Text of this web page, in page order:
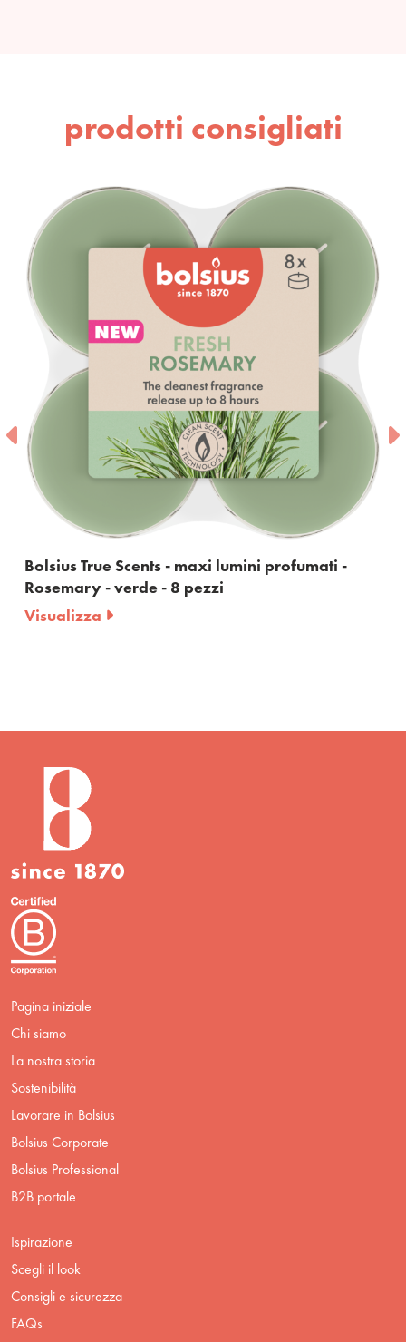
prodotti consigliati
Bolsius True Scents - maxi lumini profumati -
Rosemary - verde - 8 pezzi
Visualizza
Pagina iniziale
Chi siamo
La nostra storia
Sostenibilità
Lavorare in Bolsius
Bolsius Corporate
Bolsius Professional
B2B portale
Ispirazione
Scegli il look
Consigli e sicurezza
FAQs